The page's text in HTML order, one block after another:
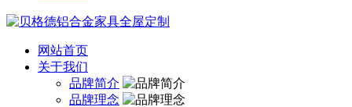
网站首页
关于我们
品牌简介
品牌理念